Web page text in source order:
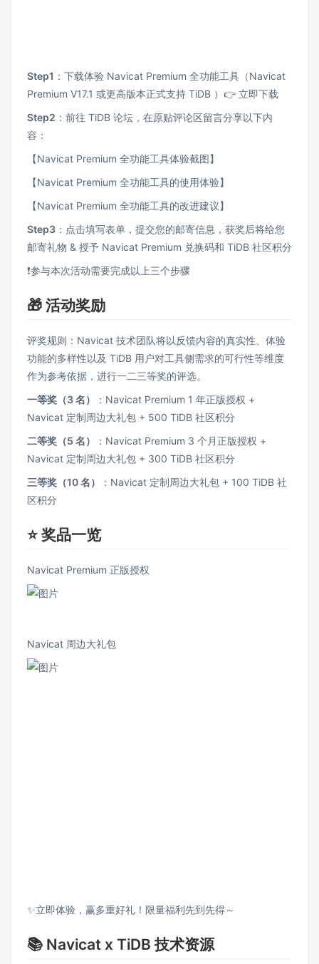
Step1 ：下载体验 Navicat Premium 全功能工具（Navicat
Premium V17.1 或更高版本正式支持 TiDB ）👉 立即下载
Step2 ：前往 TiDB 论坛，在原贴评论区留言分享以下内
容：
【Navicat Premium 全功能工具体验截图】
【Navicat Premium 全功能工具的使用体验】
【Navicat Premium 全功能工具的改进建议】
Step3 ：点击填写表单，提交您的邮寄信息，获奖后将给您
邮寄礼物 & 授予 Navicat Premium 兑换码和 TiDB 社区积分
❗️参与本次活动需要完成以上三个步骤
🎁 活动奖励
评奖规则：Navicat 技术团队将以反馈内容的真实性、体验
功能的多样性以及 TiDB 用户对工具侧需求的可行性等维度
作为参考依据，进行一二三等奖的评选。
一等奖（3 名）
：Navicat Premium 1 年正版授权 +
Navicat 定制周边大礼包 + 500 TiDB 社区积分
二等奖（5 名）
：Navicat Premium 3 个月正版授权 +
Navicat 定制周边大礼包 + 300 TiDB 社区积分
三等奖（10 名）
：Navicat 定制周边大礼包 + 100 TiDB 社
区积分
⭐️ 奖品一览
Navicat Premium 正版授权
Navicat 周边大礼包
✨立即体验，赢多重好礼！限量福利先到先得～
📚 Navicat x TiDB 技术资源